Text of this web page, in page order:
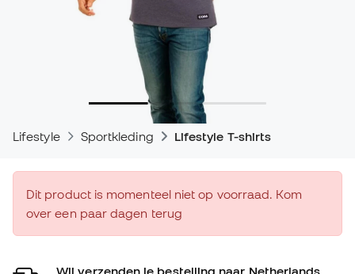
Lifestyle Sportkleding Lifestyle T-shirts
Dit product is momenteel niet op voorraad. Kom
over een paar dagen terug
Wij verzenden je bestelling naar Netherlands